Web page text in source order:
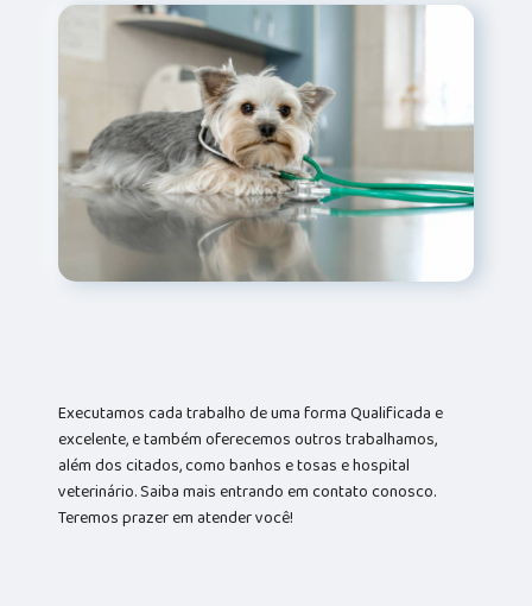
Executamos cada trabalho de uma forma Qualificada e
excelente, e também oferecemos outros trabalhamos,
além dos citados, como banhos e tosas e hospital
veterinário. Saiba mais entrando em contato conosco.
Teremos prazer em atender você!